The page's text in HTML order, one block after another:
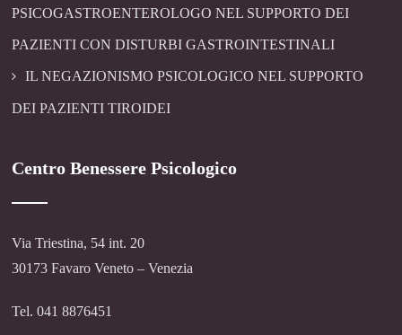
PSICOGASTROENTEROLOGO NEL SUPPORTO DEI
PAZIENTI CON DISTURBI GASTROINTESTINALI
IL NEGAZIONISMO PSICOLOGICO NEL SUPPORTO
DEI PAZIENTI TIROIDEI
Centro Benessere Psicologico
Via Triestina, 54 int. 20
30173 Favaro Veneto – Venezia
Tel. 041 8876451